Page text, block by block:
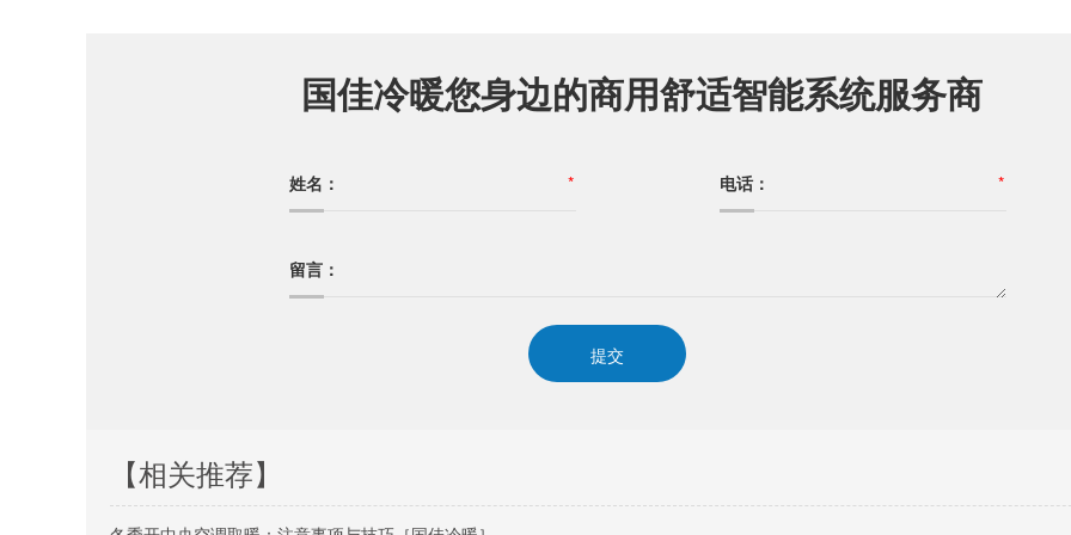
国佳冷暖您身边的商用舒适智能系统服务商
姓名： * 电话： *
留言：
【相关推荐】